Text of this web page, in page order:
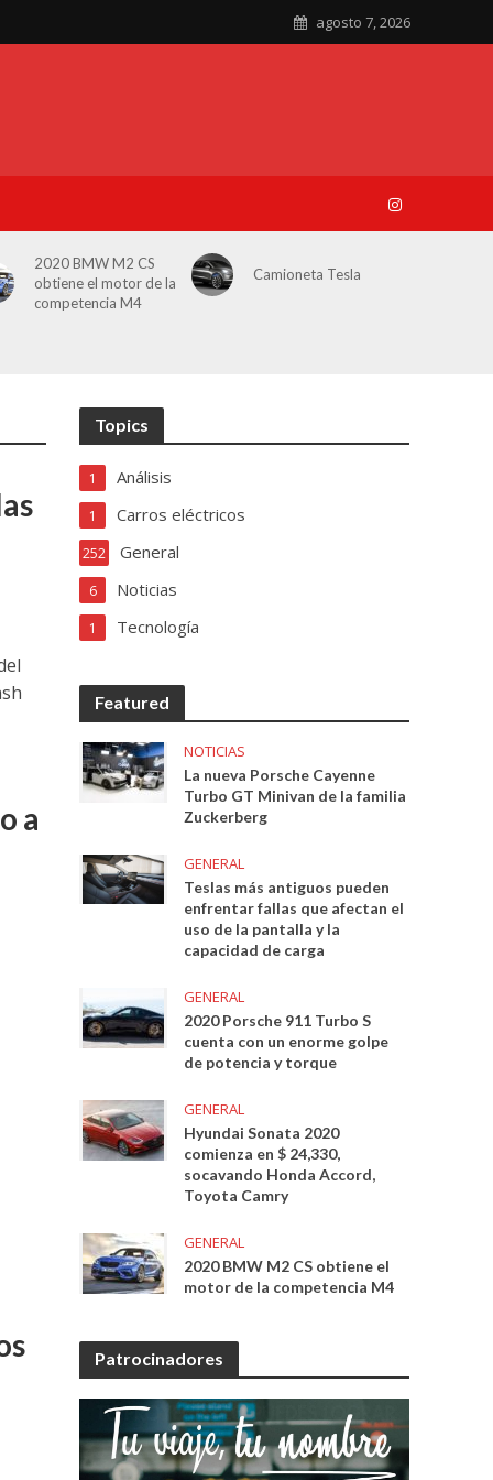
agosto 7, 2026
2020 BMW M2 CS
obtiene el motor de la
competencia M4
Camioneta Tesla
a
Topics
Análisis
1
Carros eléctricos
1
General
252
Noticias
6
Tecnología
1
Featured
NOTICIAS
La nueva Porsche Cayenne
Turbo GT Minivan de la familia
Zuckerberg
GENERAL
Teslas más antiguos pueden
enfrentar fallas que afectan el
uso de la pantalla y la
capacidad de carga
GENERAL
2020 Porsche 911 Turbo S
cuenta con un enorme golpe
de potencia y torque
GENERAL
Hyundai Sonata 2020
comienza en $ 24,330,
socavando Honda Accord,
Toyota Camry
GENERAL
2020 BMW M2 CS obtiene el
motor de la competencia M4
Patrocinadores